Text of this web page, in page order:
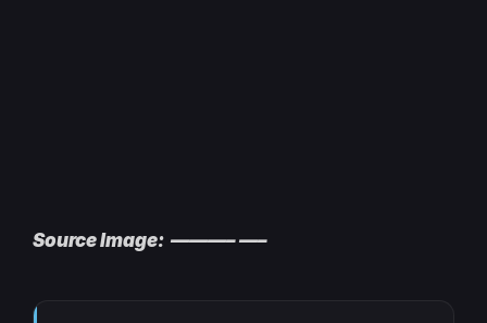
Source Image: ———– —–